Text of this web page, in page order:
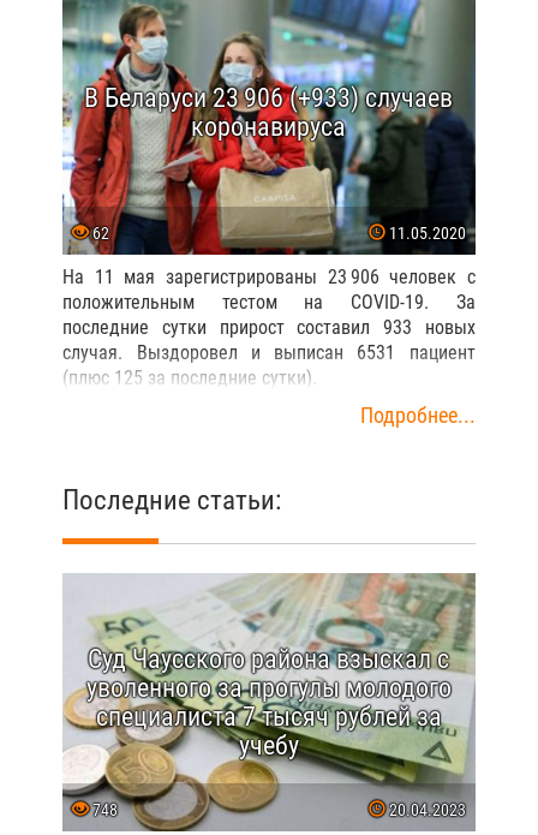
В Беларуси 23 906 (+933) случаев
коронавируса
62 11.05.2020
На 11 мая зарегистрированы 23 906 человек с
положительным тестом на COVID-19. За
последние сутки прирост составил 933 новых
случая. Выздоровел и выписан 6531 пациент
(плюс 125 за последние сутки).
Подробнее...
Последние статьи:
Суд Чаусского района взыскал с
уволенного за прогулы молодого
специалиста 7 тысяч рублей за
учебу
748 20.04.2023